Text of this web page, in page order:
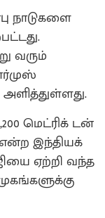
நாடுகளை
வரும்
மெட்ரிக் டன்
இந்தியக்
ஏற்றி வந்த